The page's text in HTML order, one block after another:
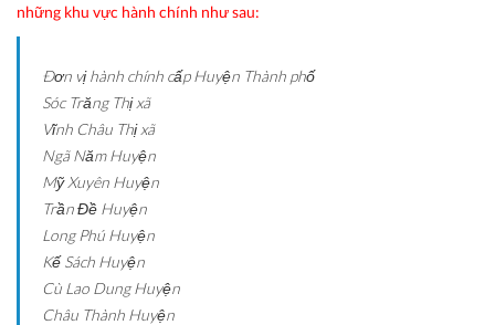
những khu vực hành chính như sau:
Ðơn vị hành chính cấp Huyện Thành phố
Sóc Trăng Thị xã
Vĩnh Châu Thị xã
Ngã Năm Huyện
Mỹ Xuyên Huyện
Trần Đề Huyện
Long Phú Huyện
Kế Sách Huyện
Cù Lao Dung Huyện
Châu Thành Huyện